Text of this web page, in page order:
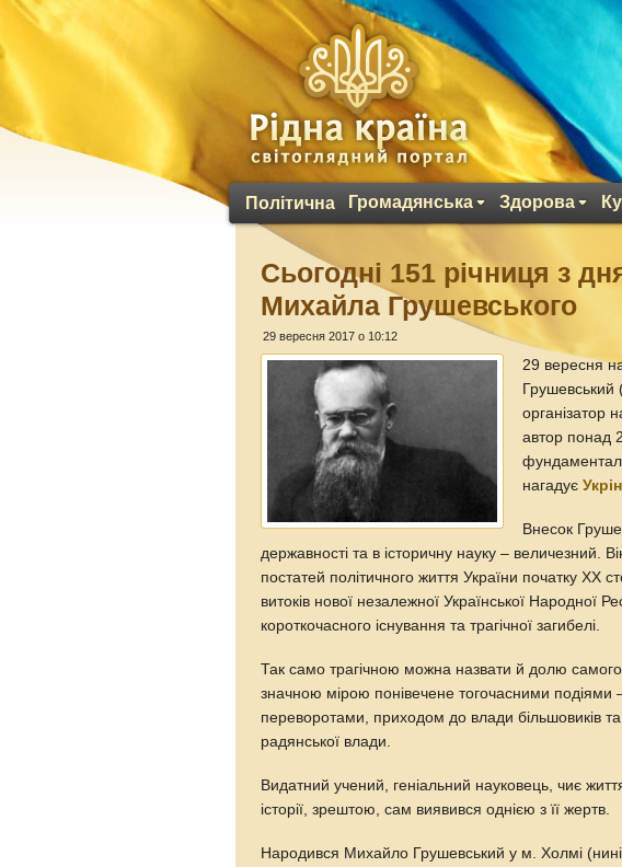
Політична Громадянська Здорова
Сьогодні 151 річниця з
Михайла Грушевського
29 вересня 2017 о 10:12
29 вересня
Грушевський
організатор
автор понад
нагадує
Внесок
державності та в історичну науку – величезний.
постатей політичного життя України початку ХХ
витоків нової незалежної Української Народної
короткочасного існування та трагічної загибелі.
Так само трагічною можна назвати й долю
значною мірою понівечене тогочасними подіями
переворотами, приходом до влади більшовиків
радянської влади.
Видатний учений, геніальний науковець, чиє
історії, зрештою, сам виявився однією з її жертв.
Народився Михайло Грушевський у м. Холмі